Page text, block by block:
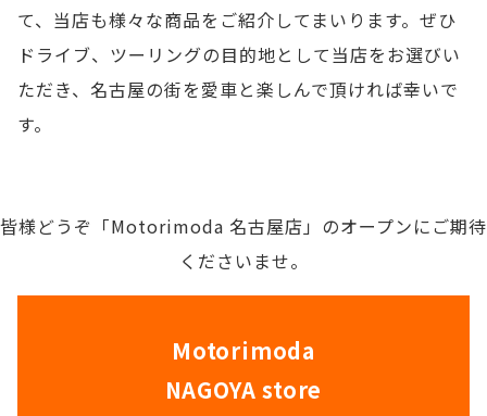
て、当店も様々な商品をご紹介してまいります。ぜひ
ドライブ、ツーリングの目的地として当店をお選びい
ただき、名古屋の街を愛車と楽しんで頂ければ幸いで
す。
皆様どうぞ「Motorimoda 名古屋店」のオープンにご期待
くださいませ。
Motorimoda
NAGOYA store